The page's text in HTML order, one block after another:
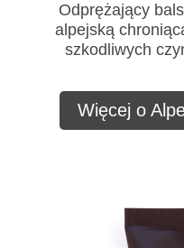
Odprężający
alpejską
szkodliwych
Więcej o